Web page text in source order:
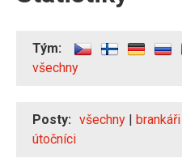
Tým:
všechny
Posty: všechny | brankáři
útočníci